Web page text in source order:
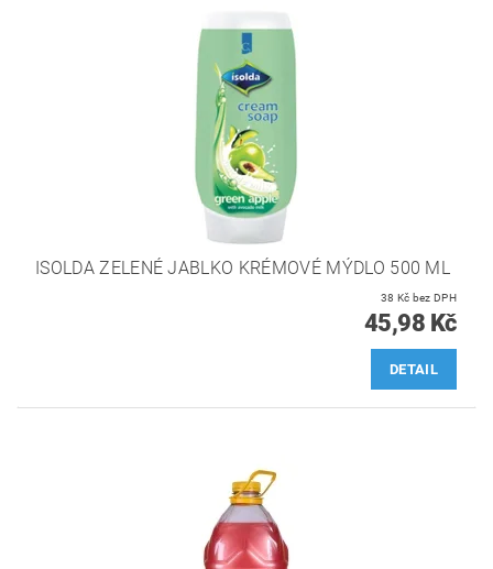
ISOLDA ZELENÉ JABLKO KRÉMOVÉ MÝDLO 500 ML
38 Kč bez DPH
45,98 Kč
DETAIL